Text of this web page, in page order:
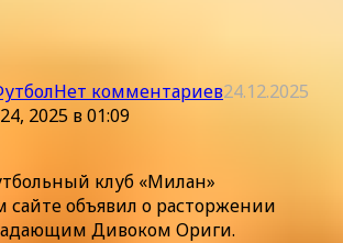
Нет комментариев24.12.2025
2025 в 01:09
клуб «Милан»
объявил о расторжении
Дивоком Ориги.